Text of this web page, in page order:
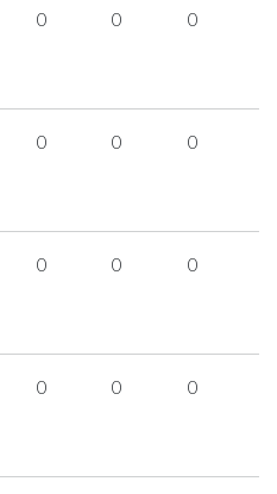
0 0 0
0 0 0
0 0 0
0 0 0